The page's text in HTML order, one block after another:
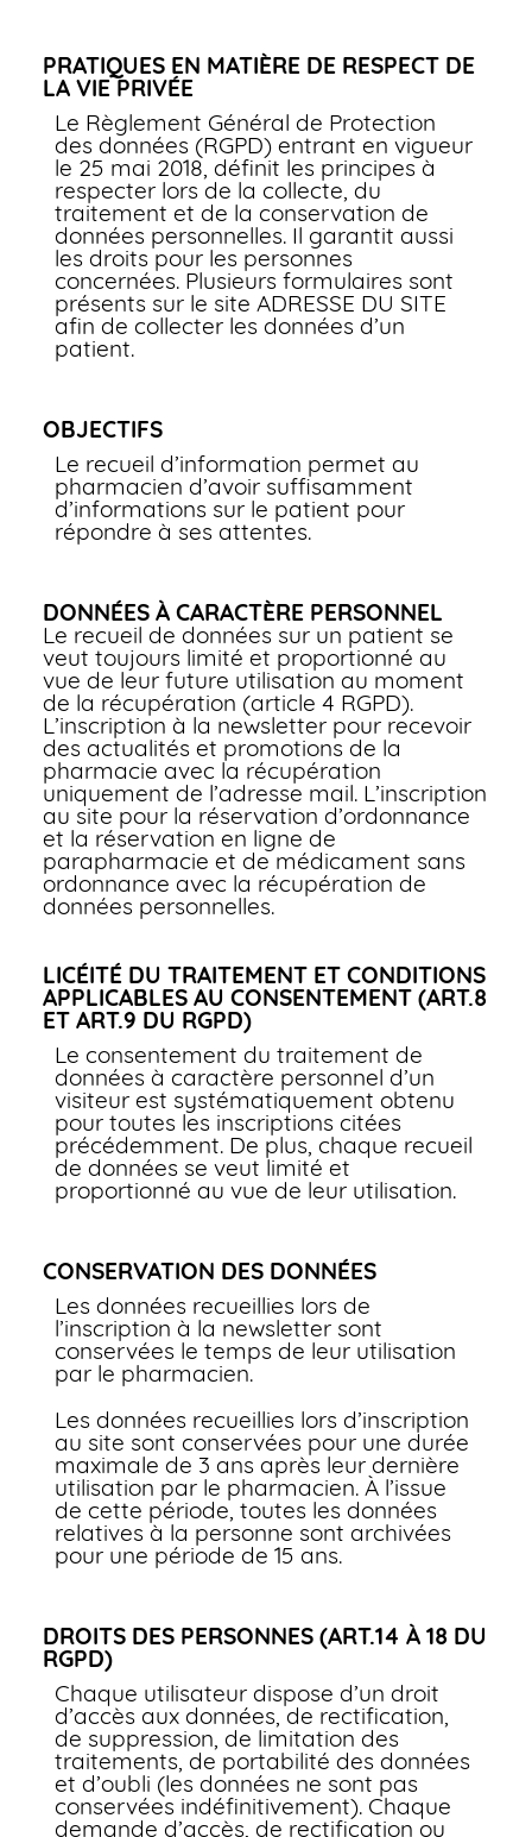
PRATIQUES EN MATIÈRE DE RESPECT DE
LA VIE PRIVÉE
Le Règlement Général de Protection
des données (RGPD) entrant en vigueur
le 25 mai 2018, définit les principes à
respecter lors de la collecte, du
traitement et de la conservation de
données personnelles. Il garantit aussi
les droits pour les personnes
concernées. Plusieurs formulaires sont
présents sur le site ADRESSE DU SITE
afin de collecter les données d’un
patient.
OBJECTIFS
Le recueil d’information permet au
pharmacien d’avoir suffisamment
d’informations sur le patient pour
répondre à ses attentes.
DONNÉES À CARACTÈRE PERSONNEL
Le recueil de données sur un patient se
veut toujours limité et proportionné au
vue de leur future utilisation au moment
de la récupération (article 4 RGPD).
L’inscription à la newsletter pour recevoir
des actualités et promotions de la
pharmacie avec la récupération
uniquement de l’adresse mail. L’inscription
au site pour la réservation d’ordonnance
et la réservation en ligne de
parapharmacie et de médicament sans
ordonnance avec la récupération de
données personnelles.
LICÉITÉ DU TRAITEMENT ET CONDITIONS
APPLICABLES AU CONSENTEMENT (ART.8
ET ART.9 DU RGPD)
Le consentement du traitement de
données à caractère personnel d’un
visiteur est systématiquement obtenu
pour toutes les inscriptions citées
précédemment. De plus, chaque recueil
de données se veut limité et
proportionné au vue de leur utilisation.
CONSERVATION DES DONNÉES
Les données recueillies lors de
l’inscription à la newsletter sont
conservées le temps de leur utilisation
par le pharmacien.
Les données recueillies lors d’inscription
au site sont conservées pour une durée
maximale de 3 ans après leur dernière
utilisation par le pharmacien. À l’issue
de cette période, toutes les données
relatives à la personne sont archivées
pour une période de 15 ans.
DROITS DES PERSONNES (ART.14 À 18 DU
RGPD)
Chaque utilisateur dispose d’un droit
d’accès aux données, de rectification,
de suppression, de limitation des
traitements, de portabilité des données
et d’oubli (les données ne sont pas
conservées indéfinitivement). Chaque
demande d’accès, de rectification ou